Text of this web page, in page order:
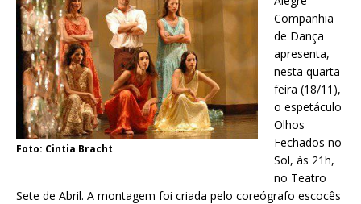
Foto: Cintia Bracht
Companhia
de Dança
apresenta,
nesta quarta-
feira (18/11),
o espetáculo
Olhos
Fechados no
Sol, às 21h,
no Teatro
Sete de Abril. A montagem foi criada pelo coreógrafo escocês